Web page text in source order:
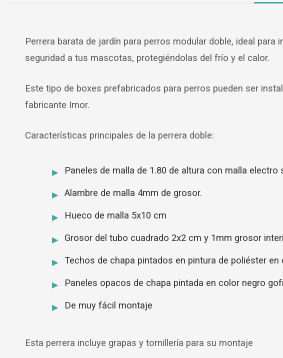
Perrera barata de jardín para perros modular doble, ideal
seguridad a tus mascotas, protegiéndolas del frío y el calor.
Este tipo de boxes prefabricados para perros pueden ser
fabricante Imor.
Características principales de la perrera doble:
Paneles de malla de 1.80 de altura con malla electro
Alambre de malla 4mm de grosor.
Hueco de malla 5x10 cm
Grosor del tubo cuadrado 2x2 cm y 1mm grosor
Techos de chapa pintados en pintura de poliéster en
Paneles opacos de chapa pintada en color negro
De muy fácil montaje
Esta perrera incluye grapas y tornillería para su montaje